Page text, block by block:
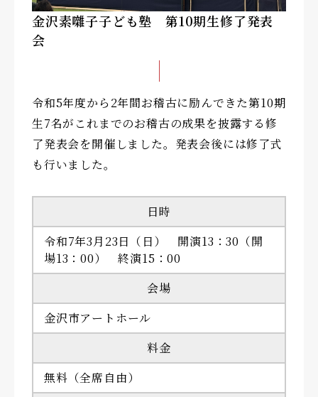
金沢素囃子子ども塾 第10期生修了発表
会
令和5年度から2年間お稽古に励んできた第10期
生7名がこれまでのお稽古の成果を披露する修
了発表会を開催しました。発表会後には修了式
も行いました。
日時
令和7年3月23日（日） 開演13：30（開
場13：00） 終演15：00
会場
金沢市アートホール
料金
無料（全席自由）